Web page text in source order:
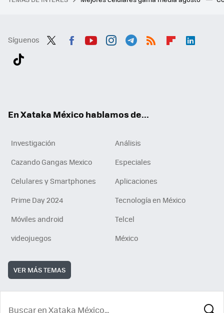
Síguenos
En Xataka México hablamos de...
Investigación
Análisis
Cazando Gangas Mexico
Especiales
Celulares y Smartphones
Aplicaciones
Prime Day 2024
Tecnología en México
Móviles android
Telcel
videojuegos
México
VER MÁS TEMAS